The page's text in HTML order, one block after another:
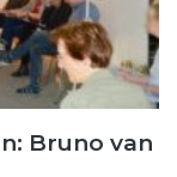
Bruno van